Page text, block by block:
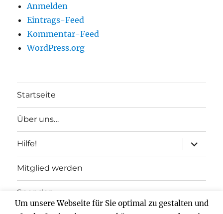
Anmelden
Eintrags-Feed
Kommentar-Feed
WordPress.org
Startseite
Über uns…
Hilfe!
anzeigen
Mitglied werden
Spenden
Um unsere Webseite für Sie optimal zu gestalten und